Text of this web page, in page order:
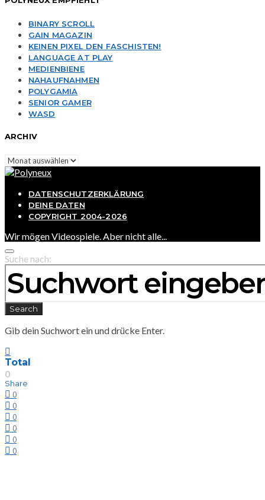
BINARY SCROLL
GAIN MAGAZIN
KEINEN PIXEL DEN FASCHISTEN!
LANGUAGE AT PLAY
MEDIENBIENE
NAHAUFNAHMEN
POLYGAMIA
SENIOR GAMER
WASD
ARCHIV
Archiv
DATENSCHUTZERKLÄRUNG
DEINE DATEN
COPYRIGHT 2004-2026
Wir mögen Videospiele. Aber nicht alle...
Suche nach:
Search
Gib dein Suchwort ein und drücke Enter.
Total
0
Share
0
0
0
0
0
0